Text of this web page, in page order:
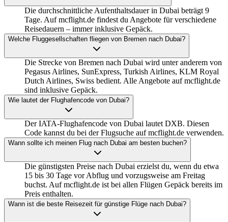
Die durchschnittliche Aufenthaltsdauer in Dubai beträgt 9
Tage. Auf mcflight.de findest du Angebote für verschiedene
Reisedauern – immer inklusive Gepäck.
Welche Fluggesellschaften fliegen von Bremen nach Dubai?
Die Strecke von Bremen nach Dubai wird unter anderem von
Pegasus Airlines, SunExpress, Turkish Airlines, KLM Royal
Dutch Airlines, Swiss bedient. Alle Angebote auf mcflight.de
sind inklusive Gepäck.
Wie lautet der Flughafencode von Dubai?
Der IATA-Flughafencode von Dubai lautet DXB. Diesen
Code kannst du bei der Flugsuche auf mcflight.de verwenden.
Wann sollte ich meinen Flug nach Dubai am besten buchen?
Die günstigsten Preise nach Dubai erzielst du, wenn du etwa
15 bis 30 Tage vor Abflug und vorzugsweise am Freitag
buchst. Auf mcflight.de ist bei allen Flügen Gepäck bereits im
Preis enthalten.
Wann ist die beste Reisezeit für günstige Flüge nach Dubai?